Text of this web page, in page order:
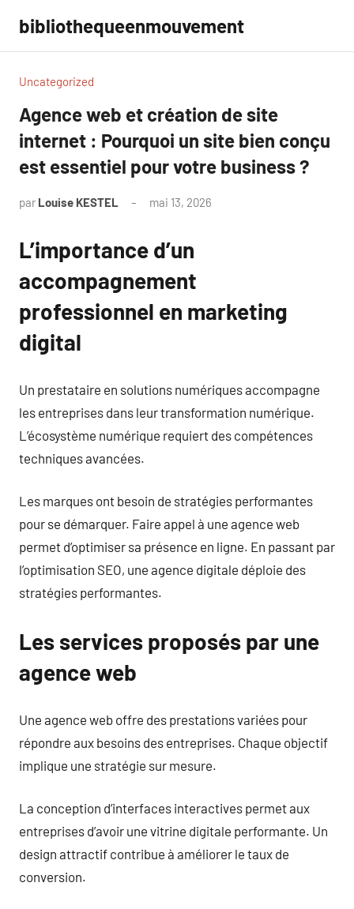
contenu
bibliothequeenmouvement
Uncategorized
Agence web et création de site
internet : Pourquoi un site bien conçu
est essentiel pour votre business ?
par Louise KESTEL mai 13, 2026
L’importance d’un
accompagnement
professionnel en marketing
digital
Un prestataire en solutions numériques accompagne
les entreprises dans leur transformation numérique.
L’écosystème numérique requiert des compétences
techniques avancées.
Les marques ont besoin de stratégies performantes
pour se démarquer. Faire appel à une agence web
permet d’optimiser sa présence en ligne. En passant par
l’optimisation SEO, une agence digitale déploie des
stratégies performantes.
Les services proposés par une
agence web
Une agence web offre des prestations variées pour
répondre aux besoins des entreprises. Chaque objectif
implique une stratégie sur mesure.
La conception d’interfaces interactives permet aux
entreprises d’avoir une vitrine digitale performante. Un
design attractif contribue à améliorer le taux de
conversion.